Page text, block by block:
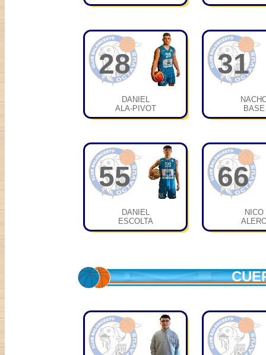
28
DANIEL
ALA-PIVOT
31
BASE
55
DANIEL
ESCOLTA
66
NICO